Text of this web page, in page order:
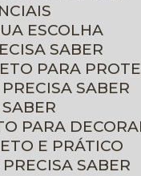
ESCOLHA
SABER
PARA
SABER
PARA
E PRÁTICO
SABER